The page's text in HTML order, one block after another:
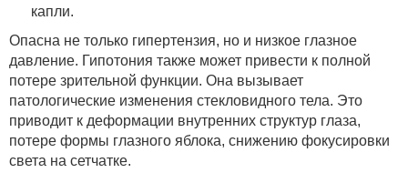
капли.
Опасна не только гипертензия, но и низкое глазное
давление. Гипотония также может привести к полной
потере зрительной функции. Она вызывает
патологические изменения стекловидного тела. Это
приводит к деформации внутренних структур глаза,
потере формы глазного яблока, снижению фокусировки
света на сетчатке.